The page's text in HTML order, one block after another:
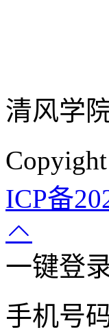
清风学
ICP备
一键登
手机号